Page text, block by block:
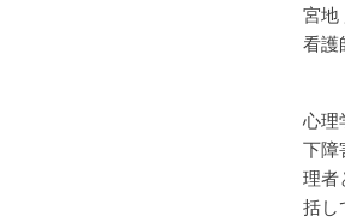
宮地
看護
心理
下障
理者
括し